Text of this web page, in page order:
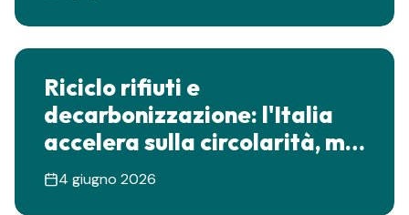
Riciclo rifiuti e
decarbonizzazione: l'Italia
accelera sulla circolarità, ma
servono regole stabili e
chiare
4 giugno 2026